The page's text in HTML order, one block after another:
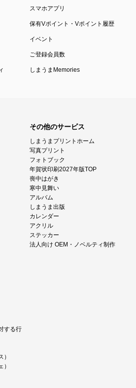
スマホアプリ
保有Vポイント・Vポイント履歴
イベント
ご登録会員数
しまうまMemories
その他のサービス
しまうまプリントホーム
写真プリント
フォトブック
年賀状印刷2027年版TOP
喪中はがき
寒中見舞い
アルバム
しまうま出版
カレンダー
アクリル
ステッカー
法人向け OEM・ノベルティ制作
する行